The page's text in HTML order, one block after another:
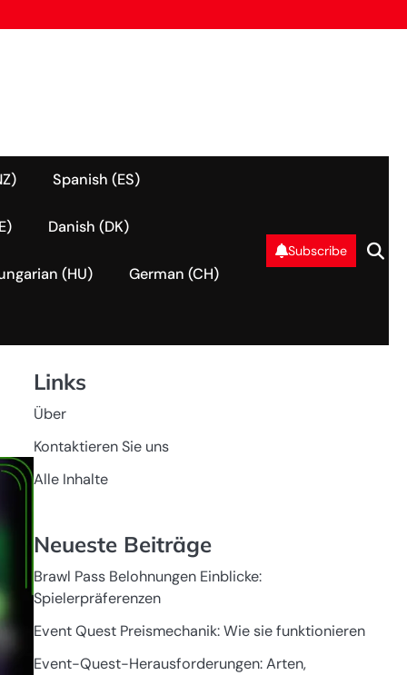
Spanish (ES)
Danish (DK)
(HU) German (CH)
Subscribe
Links
Über
Kontaktieren Sie uns
Alle Inhalte
Neueste Beiträge
Brawl Pass Belohnungen Einblicke:
Spielerpräferenzen
Event Quest Preismechanik: Wie sie funktionieren
Event-Quest-Herausforderungen: Arten,